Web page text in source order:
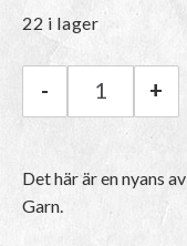
22 i lager
BC Garn
- +
Det här är en nyans
Garn.